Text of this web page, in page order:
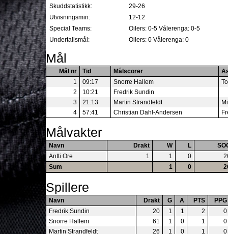
Skuddstatistikk:
29-26
Utvisningsmin:
12-12
Special Teams:
Oilers: 0-5 Vålerenga: 0-5
Undertallsmål:
Oilers: 0 Vålerenga: 0
Mål
Mål nr Tid Målscorer
1
09:17 Snorre Hallem
2
10:21
Fredrik Sundin
3
21:13 Martin Strandfeldt
4
57:41 Christian Dahl-Andersen
Målvakter
Navn Drakt W L
Antti Ore
1 1 0
Sum
1 0
Spillere
Navn Drakt G A PTS
PPG
Fredrik Sundin
20 1 1 2
0
Snorre Hallem
61 1 0 1
0
Martin Strandfeldt
26 1 0 1
0